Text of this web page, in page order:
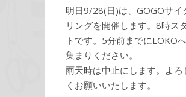
明日9/28(日)は、GOGOサイ
リングを開催します。8時ス
トです。5分前までにLOKO
集まりください。
雨天時は中止にします。よろ
くお願いいたします。